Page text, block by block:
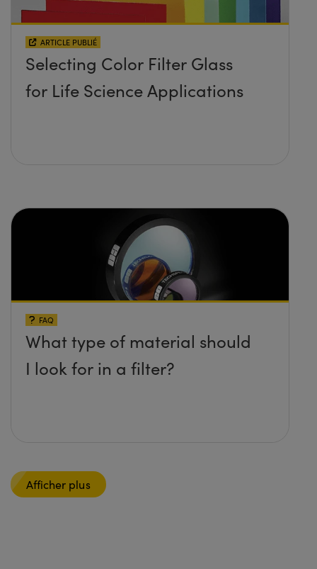
ARTICLE PUBLIÉ
Selecting Color Filter Glass
for Life Science Applications
FAQ
What type of material should
I look for in a filter?
Afficher plus